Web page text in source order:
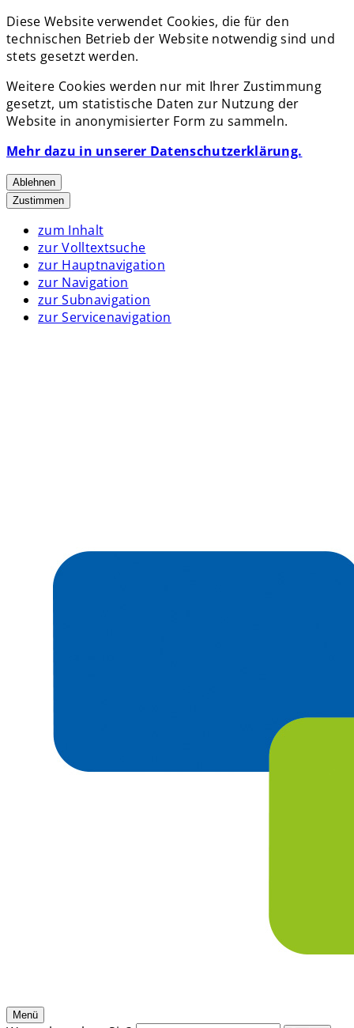
Diese Website verwendet Cookies, die für den
technischen Betrieb der Website notwendig sind und
stets gesetzt werden.
Weitere Cookies werden nur mit Ihrer Zustimmung
gesetzt, um statistische Daten zur Nutzung der
Website in anonymisierter Form zu sammeln.
Mehr dazu in unserer Datenschutzerklärung.
Ablehnen
Zustimmen
zum Inhalt
zur Volltextsuche
zur Hauptnavigation
zur Navigation
zur Subnavigation
zur Servicenavigation
Menü